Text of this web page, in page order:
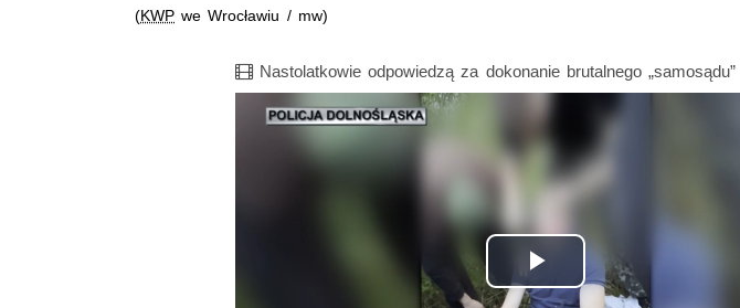
(KWP we Wrocławiu / mw)
Film
Nastolatkowie odpowiedzą za dokonanie brutalnego „samosądu”
Odtwórz